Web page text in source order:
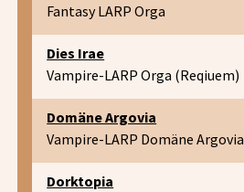
Fantasy LARP Orga
Dies Irae
Vampire-LARP Orga (Reqiuem)
Domäne Argovia
Vampire-LARP Domäne Argovia
Dorktopia